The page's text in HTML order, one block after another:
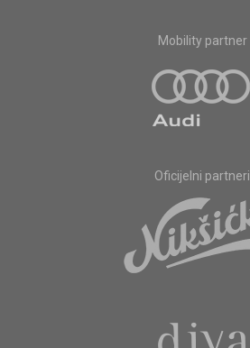
Mobility partner
Oficijelni partneri